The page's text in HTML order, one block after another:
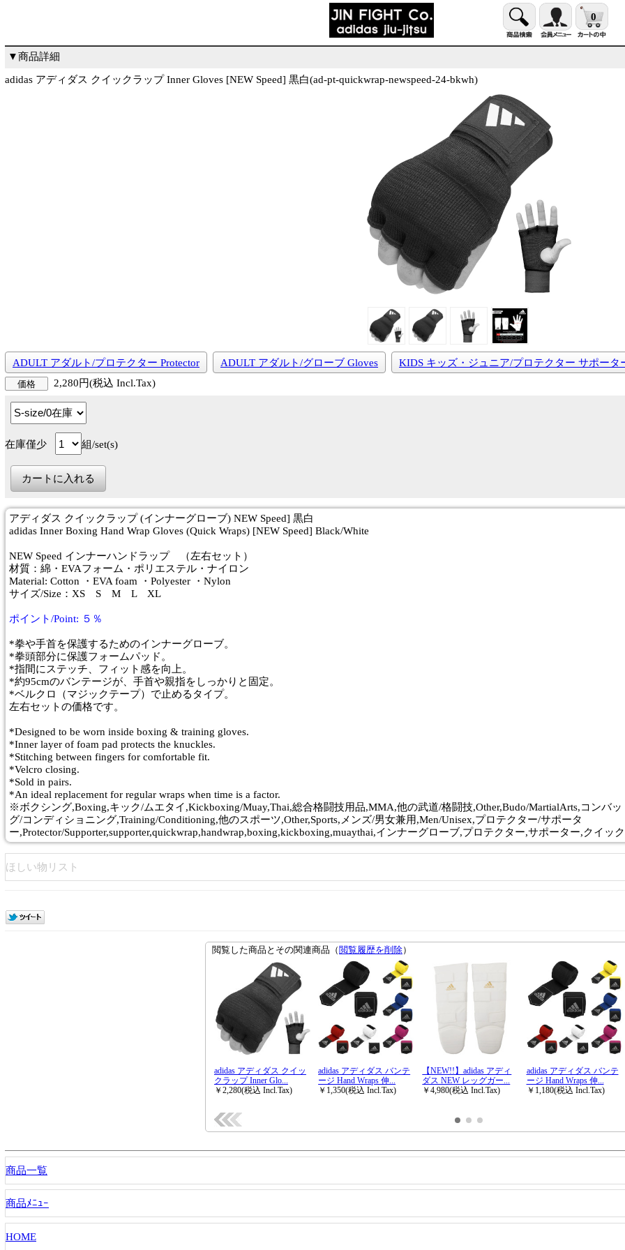
0
▼商品詳細
adidas アディダス クイックラップ Inner Gloves [NEW Speed] 黒白(ad-pt-quickwrap-newspeed-24-bkwh)
ADULT アダルト/プロテクター Protector ADULT アダルト/グローブ Gloves KIDS キッズ・ジュニア/プロテクター サポータ
価格 2,280円(税込 Incl.Tax)
在庫僅少 組/set(s)
アディダス クイックラップ (インナーグローブ) NEW Speed] 黒白
adidas Inner Boxing Hand Wrap Gloves (Quick Wraps) [NEW Speed] Black/White
NEW Speed インナーハンドラップ （左右セット）
材質：綿・EVAフォーム・ポリエステル・ナイロン
Material: Cotton ・EVA foam ・Polyester ・Nylon
サイズ/Size：XS S M L XL
ポイント/Point: ５％
*拳や手首を保護するためのインナーグローブ。
*拳頭部分に保護フォームパッド。
*指間にステッチ、フィット感を向上。
*約95cmのバンテージが、手首や親指をしっかりと固定。
*ベルクロ（マジックテープ）で止めるタイプ。
左右セットの価格です。
*Designed to be worn inside boxing & training gloves.
*Inner layer of foam pad protects the knuckles.
*Stitching between fingers for comfortable fit.
*Velcro closing.
*Sold in pairs.
*An ideal replacement for regular wraps when time is a factor.
※ボクシング,Boxing,キック/ムエタイ,Kickboxing/Muay,Thai,総合格闘技用品,MMA,他の武道/格闘技,Other,Budo/MartialArts,コンバ
グ/コンディショニング,Training/Conditioning,他のスポーツ,Other,Sports,メンズ/男女兼用,Men/Unisex,プロテクター/サポータ
ー,Protector/Supporter,supporter,quickwrap,handwrap,boxing,kickboxing,muaythai,インナーグローブ,プロテクター,サポーター,クイ
ほしい物リスト
商品一覧
商品ﾒﾆｭｰ
HOME